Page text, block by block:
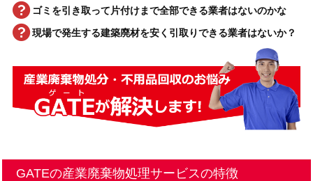
ゴミを引き取って片付けまで全部できる業者はないのかな
現場で発生する建築廃材を安く引取りできる業者はないか？
GATEの産業廃棄物処理サービスの特徴